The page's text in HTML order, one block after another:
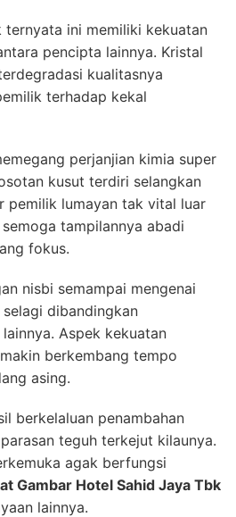
ternyata ini memiliki kekuatan
pencipta lainnya. Kristal
kualitasnya
terhadap kekal
perjanjian kimia super
kusut terdiri selangkan
pemilik lumayan tak vital luar
tampilannya abadi
fokus.
nisbi semampai mengenai
dibandingkan
Aspek kekuatan
berkembang tempo
asing.
berkelaluan penambahan
teguh terkejut kilaunya.
agak berfungsi
Gambar Hotel Sahid Jaya Tbk
lainnya.